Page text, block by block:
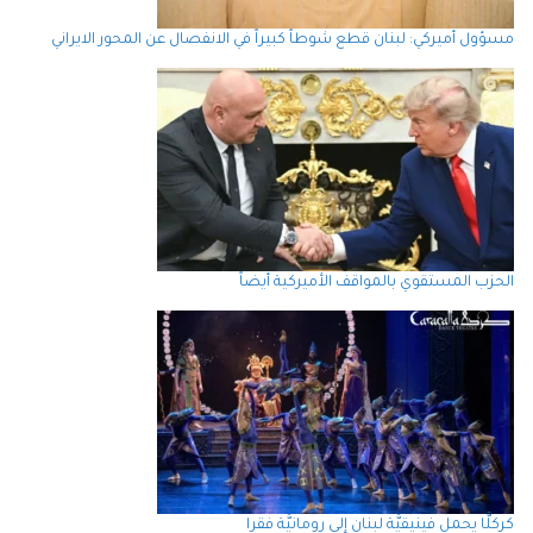
مسؤول أميركي: لبنان قطع شوطاً كبيراً في الانفصال عن المحور الايراني
الحزب المستقوي بالمواقف الأميركية أيضاً
كركلَّا يحمل فينيقيَّة لبنان إِلى رومانيَّة فقرا